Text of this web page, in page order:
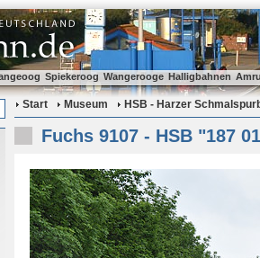
Spiekeroog Wangerooge Halligbahnen
Start Museum HSB - Harzer
Fuchs 9107 - HSB "187